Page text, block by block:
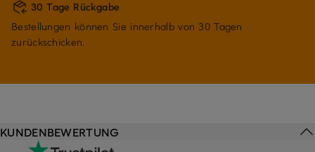
30 Tage Rückgabe
Bestellungen können Sie innerhalb von 30 Tagen
zurückschicken.
KUNDENBEWERTUNG